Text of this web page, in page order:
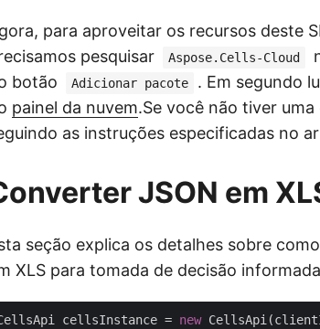
para aproveitar os recursos deste
pesquisar
Aspose.Cells-Cloud
botão
Adicionar pacote
. Em segundo
painel da nuvem.Se você não tiver
as instruções especificadas no
JSON em
seção explica os detalhes sobre
XLS para tomada de decisão
cellsInstance = new